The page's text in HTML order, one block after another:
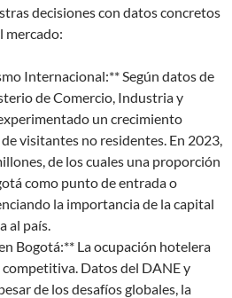
decisiones con datos concretos
mercado:
Internacional:** Según datos de
de Comercio, Industria y
un crecimiento
visitantes no residentes. En 2023,
de los cuales una proporción
como punto de entrada o
la importancia de la capital
al país.
Bogotá:** La ocupación hotelera
Datos del DANE y
de los desafíos globales, la